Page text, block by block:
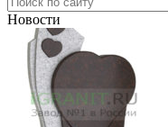
Новости